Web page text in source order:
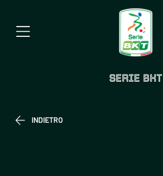
SERIE BKT
INDIETRO